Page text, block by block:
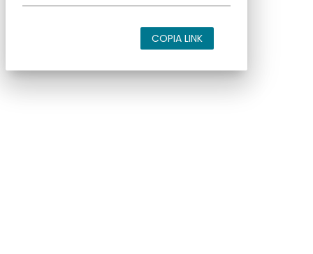
COPIA LINK